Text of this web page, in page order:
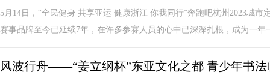
5月14日，“全民健身 共享亚运 健康浙江 你我同行”奔跑吧杭州2023城
赛事品牌至今已延续7年，在许多参赛人员的心中已深深扎根，成为一年
风波行舟——“姜立纲杯”东亚文化之都 青少年书